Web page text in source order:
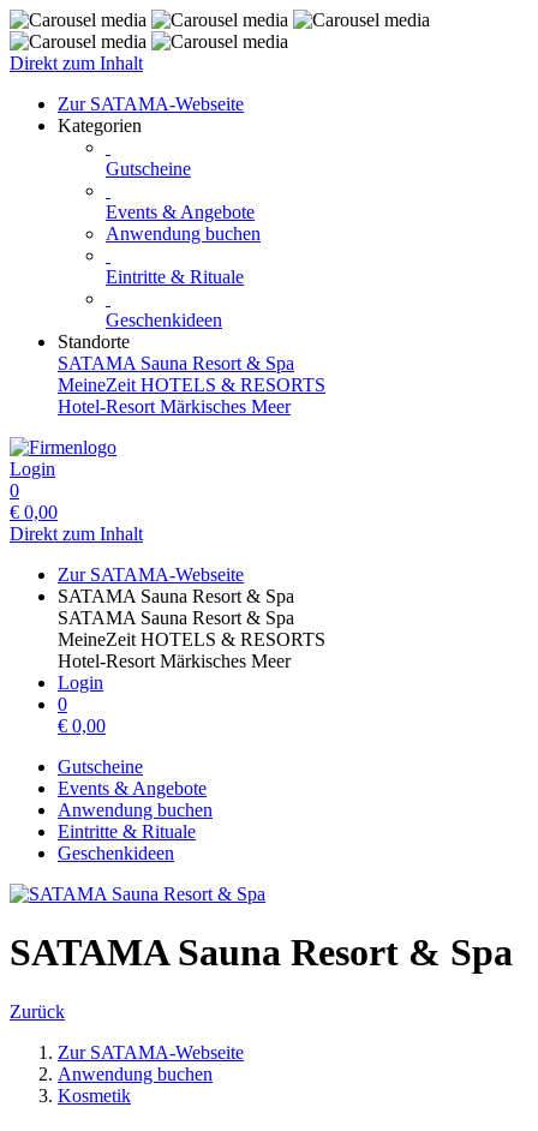
Direkt zum Inhalt
Zur SATAMA-Webseite
Kategorien
Gutscheine
Events & Angebote
Anwendung buchen
Eintritte & Rituale
Geschenkideen
Standorte
SATAMA Sauna Resort & Spa
MeineZeit HOTELS & RESORTS
Hotel-Resort Märkisches Meer
Login
0
€ 0,00
Direkt zum Inhalt
Zur SATAMA-Webseite
SATAMA Sauna Resort & Spa
SATAMA Sauna Resort & Spa
MeineZeit HOTELS & RESORTS
Hotel-Resort Märkisches Meer
Login
0
€ 0,00
Gutscheine
Events & Angebote
Anwendung buchen
Eintritte & Rituale
Geschenkideen
SATAMA Sauna Resort & Spa
Zurück
Zur SATAMA-Webseite
Anwendung buchen
Kosmetik